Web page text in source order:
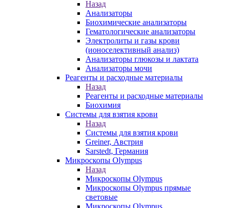
Назад
Анализаторы
Биохимические анализаторы
Гематологические анализаторы
Электролиты и газы крови
(ионоселективный анализ)
Анализаторы глюкозы и лактата
Анализаторы мочи
Реагенты и расходные материалы
Назад
Реагенты и расходные материалы
Биохимия
Системы для взятия крови
Назад
Системы для взятия крови
Greiner, Австрия
Sarstedt, Германия
Микроскопы Olympus
Назад
Микроскопы Olympus
Микроскопы Olympus прямые
световые